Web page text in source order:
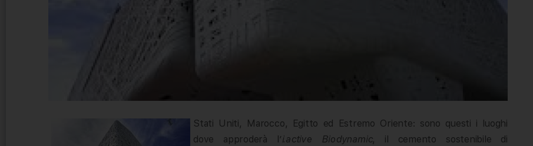
Stati Uniti, Marocco, Egitto ed Estremo Oriente: sono questi i luoghi
dove approderà l’i.active Biodynamic, il cemento sostenibile di